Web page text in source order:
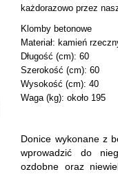
każdorazowo przez
Klomby betonowe
Materiał: kamień
Długość (cm): 60
Szerokość (cm): 60
Wysokość (cm): 40
Waga (kg): około 195
Donice wykonane z
wprowadzić do
ozdobne oraz